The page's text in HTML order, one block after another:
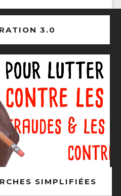
3.0
SIMPLIFIÉES